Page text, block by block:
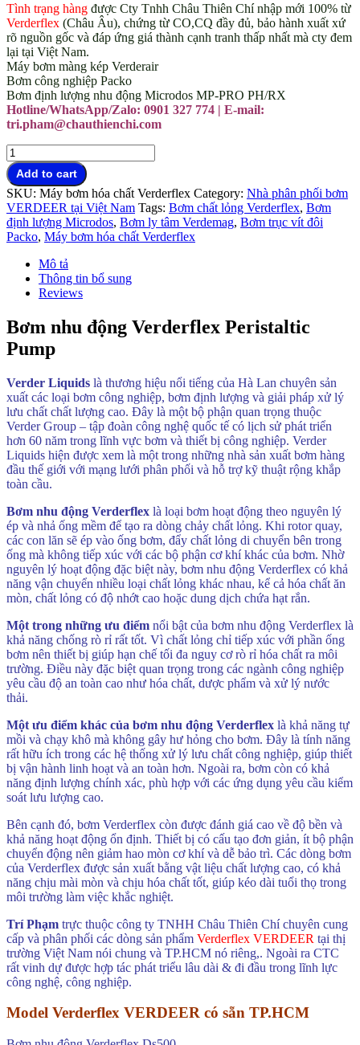
Tình trạng hàng được Cty Tnhh Châu Thiên Chí nhập mới 100% từ
Verderflex (Châu Âu), chứng từ CO,CQ đầy đủ, bảo hành xuất xứ
rõ nguồn gốc và đáp ứng giá thành cạnh tranh thấp nhất mà cty đem
lại tại Việt Nam.
Máy bơm màng kép Verderair
Bơm công nghiệp Packo
Bơm định lượng nhu động Microdos MP-PRO PH/RX
Hotline/WhatsApp/Zalo: 0901 327 774 | E-mail:
tri.pham@chauthienchi.com
Bơm
nhu
động
Verderflex
Peristaltic
Pump
quantity
Add to cart
SKU: Máy bơm hóa chất Verderflex Category: Nhà phân phối bơm
VERDEER tại Việt Nam Tags: Bơm chất lỏng Verderflex, Bơm
định lượng Microdos, Bơm ly tâm Verdemag, Bơm trục vít đôi
Packo, Máy bơm hóa chất Verderflex
Mô tả
Thông tin bổ sung
Reviews
Bơm nhu động Verderflex Peristaltic
Pump
Verder Liquids là thương hiệu nổi tiếng của Hà Lan chuyên sản
xuất các loại bơm công nghiệp, bơm định lượng và giải pháp xử lý
lưu chất chất lượng cao. Đây là một bộ phận quan trọng thuộc
Verder Group – tập đoàn công nghệ quốc tế có lịch sử phát triển
hơn 60 năm trong lĩnh vực bơm và thiết bị công nghiệp. Verder
Liquids hiện được xem là một trong những nhà sản xuất bơm hàng
đầu thế giới với mạng lưới phân phối và hỗ trợ kỹ thuật rộng khắp
toàn cầu.
Bơm nhu động Verderflex là loại bơm hoạt động theo nguyên lý
ép và nhả ống mềm để tạo ra dòng chảy chất lỏng. Khi rotor quay,
các con lăn sẽ ép vào ống bơm, đẩy chất lỏng di chuyển bên trong
ống mà không tiếp xúc với các bộ phận cơ khí khác của bơm. Nhờ
nguyên lý hoạt động đặc biệt này, bơm nhu động Verderflex có khả
năng vận chuyển nhiều loại chất lỏng khác nhau, kể cả hóa chất ăn
mòn, chất lỏng có độ nhớt cao hoặc dung dịch chứa hạt rắn.
Một trong những ưu điểm nổi bật của bơm nhu động Verderflex là
khả năng chống rò rỉ rất tốt. Vì chất lỏng chỉ tiếp xúc với phần ống
bơm nên thiết bị giúp hạn chế tối đa nguy cơ rò rỉ hóa chất ra môi
trường. Điều này đặc biệt quan trọng trong các ngành công nghiệp
yêu cầu độ an toàn cao như hóa chất, dược phẩm và xử lý nước
thải.
Một ưu điểm khác của bơm nhu động Verderflex là khả năng tự
mồi và chạy khô mà không gây hư hỏng cho bơm. Đây là tính năng
rất hữu ích trong các hệ thống xử lý lưu chất công nghiệp, giúp thiết
bị vận hành linh hoạt và an toàn hơn. Ngoài ra, bơm còn có khả
năng định lượng chính xác, phù hợp với các ứng dụng yêu cầu kiểm
soát lưu lượng cao.
Bên cạnh đó, bơm Verderflex còn được đánh giá cao về độ bền và
khả năng hoạt động ổn định. Thiết bị có cấu tạo đơn giản, ít bộ phận
chuyển động nên giảm hao mòn cơ khí và dễ bảo trì. Các dòng bơm
của Verderflex được sản xuất bằng vật liệu chất lượng cao, có khả
năng chịu mài mòn và chịu hóa chất tốt, giúp kéo dài tuổi thọ trong
môi trường làm việc khắc nghiệt.
Trí Phạm trực thuộc công ty TNHH Châu Thiên Chí chuyên cung
cấp và phân phối các dòng sản phẩm Verderflex VERDEER tại thị
trường Việt Nam nói chung và TP.HCM nó riêng,. Ngoài ra CTC
rất vinh dự được hợp tác phát triểu lâu dài & đi đầu trong lĩnh lực
công nghệ, công nghiệp.
Model Verderflex VERDEER có sẵn TP.HCM